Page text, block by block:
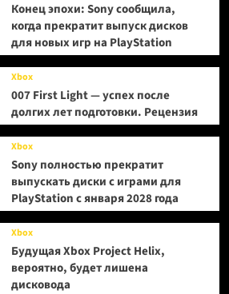
Конец эпохи: Sony сообщила,
когда прекратит выпуск дисков
для новых игр на PlayStation
Xbox
007 First Light — успех после
долгих лет подготовки. Рецензия
Xbox
Sony полностью прекратит
выпускать диски с играми для
PlayStation с января 2028 года
Xbox
Будущая Xbox Project Helix,
вероятно, будет лишена
дисковода